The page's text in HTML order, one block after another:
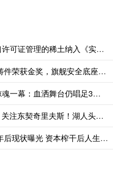
方舟配资 商务部：将实施出口许可证管理的稀土纳入《实行出口报告的能源资源产品目录》
奇侠优配 智界V9电磁热控压铸件荣获金奖，旗舰安全底座全面铺开
奇侠优配 王力宏成都演唱会惊魂一幕：血洒舞台仍唱足3小时，敬业精神佩服
融合配资 拒绝5年1.4亿美金！关注东契奇里夫斯！湖人头号引援目标浮出水面
第一资本 18岁小马云爆红10年后现状曝光 资本榨干后人生却如此落差